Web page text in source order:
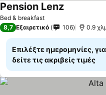
Bed & breakfast
Pension LenzΕμφάνιση
8,7 Εξαιρετικό 106 0.9
Επιλέξτε ημερομηνίες,
δείτε τις ακριβείς τιμές